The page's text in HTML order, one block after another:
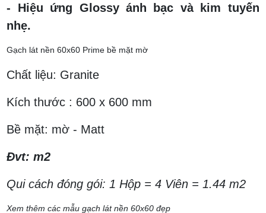
- Hiệu ứng Glossy ánh bạc và kim tuyến
nhẹ.
Gạch lát nền 60x60 Prime bề mặt mờ
Chất liệu: Granite
Kích thước : 600 x 600 mm
Bề mặt: mờ - Matt
Đvt: m2
Qui cách đóng gói: 1 Hộp = 4 Viên = 1.44 m2
Xem thêm các mẫu gạch lát nền 60x60 đẹp